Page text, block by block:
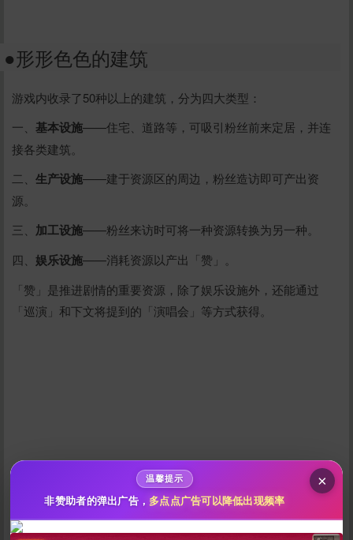
●形形色色的建筑
游戏内收录了50种以上的建筑，分为四大类型：
一、 基本设施——住宅、道路等，可吸引粉丝前来定居，并连
接各类建筑。
二、 生产设施——建于资源区的周边，粉丝造访即可产出资
源。
三、 加工设施——粉丝来访时可将一种资源转换为另一种。
四、 娱乐设施——消耗资源以产出「赞」。
「赞」是推进剧情的重要资源，除了娱乐设施外，还能通过
「巡演」和下文将提到的「演唱会」等方式获得。
点击全选 ×
温馨提示
非赞助者的弹出广告， 多点点广告可以降低出现频率